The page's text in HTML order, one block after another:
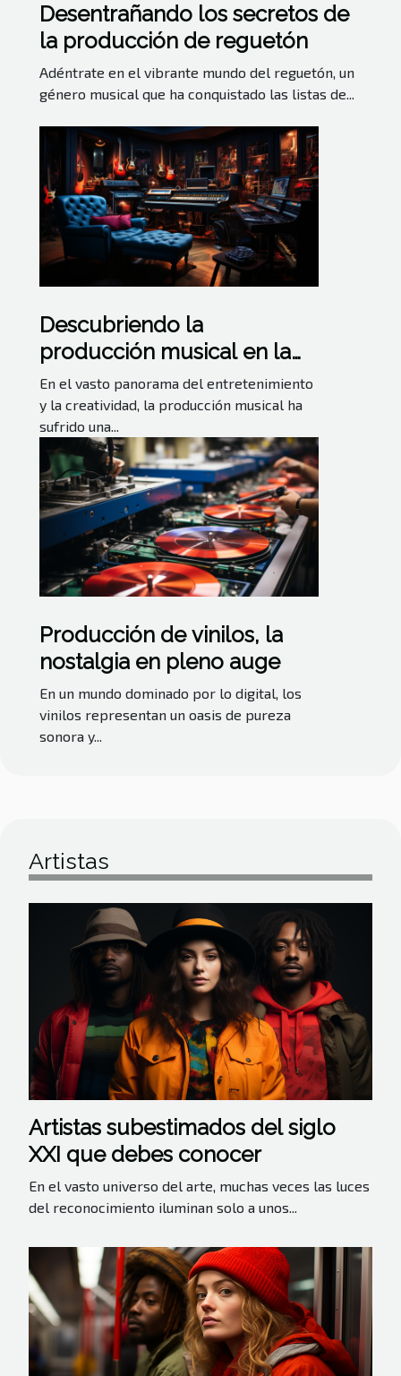
Desentrañando los secretos de
la producción de reguetón
Adéntrate en el vibrante mundo del reguetón, un
género musical que ha conquistado las listas de...
Descubriendo la
producción musical en la
era digital
En el vasto panorama del entretenimiento
y la creatividad, la producción musical ha
sufrido una...
Producción de vinilos, la
nostalgia en pleno auge
En un mundo dominado por lo digital, los
vinilos representan un oasis de pureza
sonora y...
Artistas
Artistas subestimados del siglo
XXI que debes conocer
En el vasto universo del arte, muchas veces las luces
del reconocimiento iluminan solo a unos...